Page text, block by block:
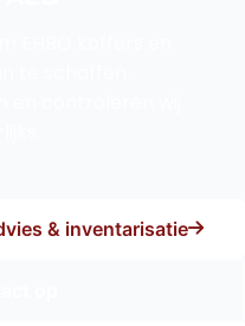
& inventarisatie